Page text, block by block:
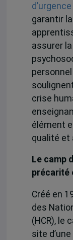
d’urgence
garantir
assurer
crise
élément
qualité et
Le camp
précarité
Créé en
des
(HCR), le
site